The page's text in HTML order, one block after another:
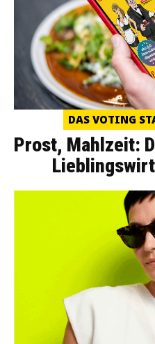
DAS VOTING
Prost, Mahlzeit: